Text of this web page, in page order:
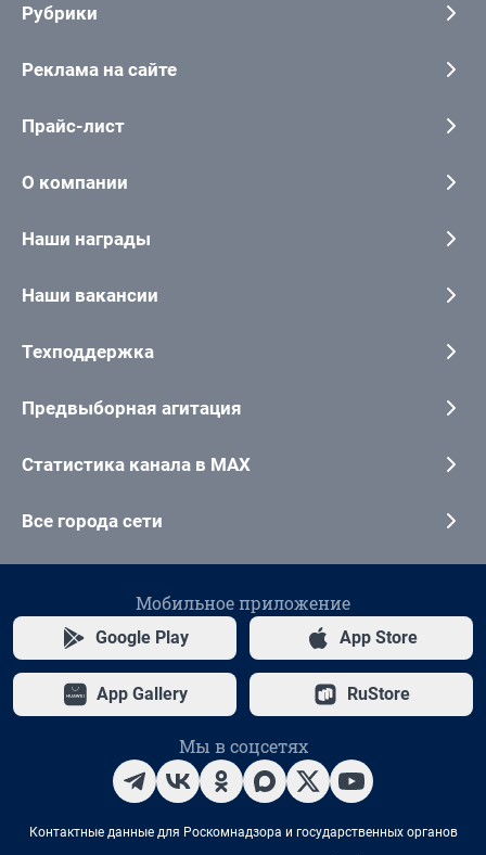
Рубрики
Реклама на сайте
Прайс-лист
О компании
Наши награды
Наши вакансии
Техподдержка
Предвыборная агитация
Статистика канала в MAX
Все города сети
Мобильное приложение
Google Play App Store
App Gallery RuStore
Мы в соцсетях
Контактные данные для Роскомнадзора и государственных органов